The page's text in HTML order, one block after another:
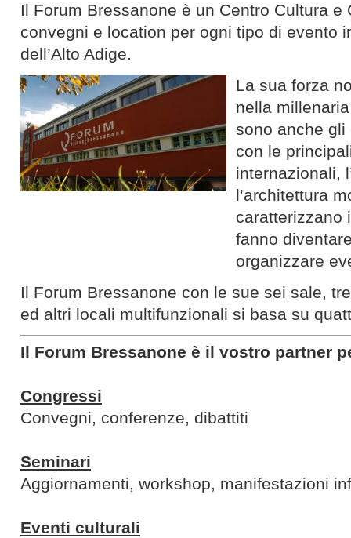
Il Forum Bressanone è un Centro Cultura e
convegni e location per ogni tipo di evento
dell’Alto Adige.
La sua forza
nella
sono anche
con le
internazionali,
l’architettura
caratterizzano
fanno
organizzare
Il Forum Bressanone con le sue sei sale,
ed altri locali multifunzionali si basa su
Il Forum Bressanone è il vostro partner
Congressi
Convegni, conferenze, dibattiti
Seminari
Aggiornamenti, workshop, manifestazioni
Eventi culturali